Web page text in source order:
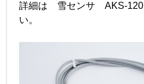
詳細は 雪センサ AKS-120
い。